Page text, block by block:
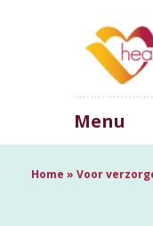
Menu
Home » Voor